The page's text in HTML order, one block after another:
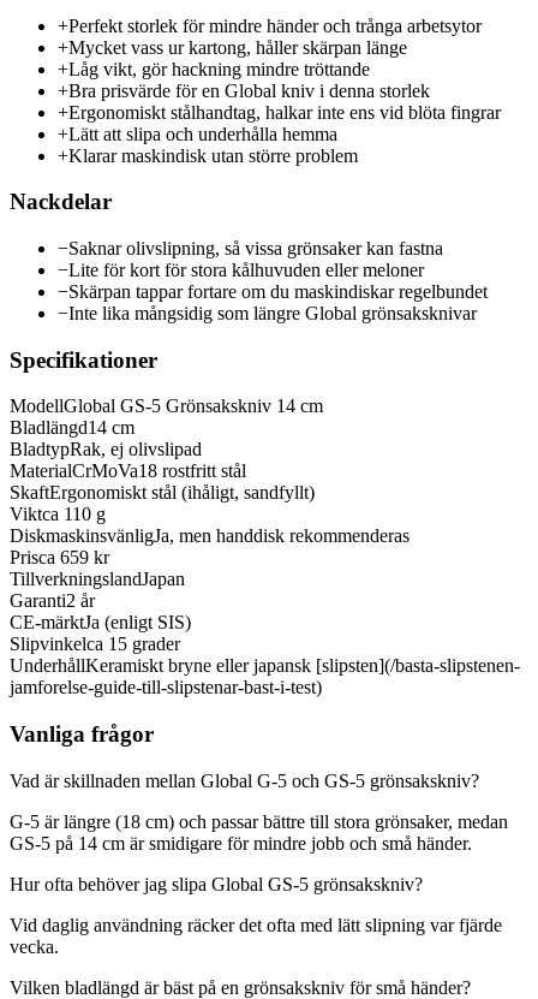
+Perfekt storlek för mindre händer och trånga arbetsytor
+Mycket vass ur kartong, håller skärpan länge
+Låg vikt, gör hackning mindre tröttande
+Bra prisvärde för en Global kniv i denna storlek
+Ergonomiskt stålhandtag, halkar inte ens vid blöta fingrar
+Lätt att slipa och underhålla hemma
+Klarar maskindisk utan större problem
Nackdelar
−Saknar olivslipning, så vissa grönsaker kan fastna
−Lite för kort för stora kålhuvuden eller meloner
−Skärpan tappar fortare om du maskindiskar regelbundet
−Inte lika mångsidig som längre Global grönsaksknivar
Specifikationer
ModellGlobal GS-5 Grönsakskniv 14 cm
Bladlängd14 cm
BladtypRak, ej olivslipad
MaterialCrMoVa18 rostfritt stål
SkaftErgonomiskt stål (ihåligt, sandfyllt)
Viktca 110 g
DiskmaskinsvänligJa, men handdisk rekommenderas
Prisca 659 kr
TillverkningslandJapan
Garanti2 år
CE-märktJa (enligt SIS)
Slipvinkelca 15 grader
UnderhållKeramiskt bryne eller japansk [slipsten](/basta-slipstenen-
jamforelse-guide-till-slipstenar-bast-i-test)
Vanliga frågor
Vad är skillnaden mellan Global G-5 och GS-5 grönsakskniv?
G-5 är längre (18 cm) och passar bättre till stora grönsaker, medan
GS-5 på 14 cm är smidigare för mindre jobb och små händer.
Hur ofta behöver jag slipa Global GS-5 grönsakskniv?
Vid daglig användning räcker det ofta med lätt slipning var fjärde
vecka.
Vilken bladlängd är bäst på en grönsakskniv för små händer?